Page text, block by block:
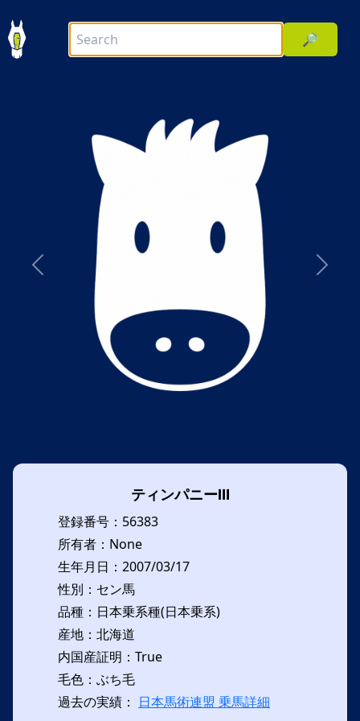
🔎
前へ 次へ
ティンパニーⅢ
登録番号：56383
所有者：None
生年月日：2007/03/17
性別：セン馬
品種：日本乗系種(日本乗系)
産地：北海道
内国産証明：True
毛色：ぶち毛
過去の実績： 日本馬術連盟 乗馬詳細